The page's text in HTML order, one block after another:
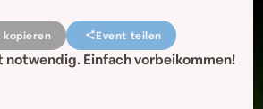
kopieren Event teilen
Einfach vorbeikommen!